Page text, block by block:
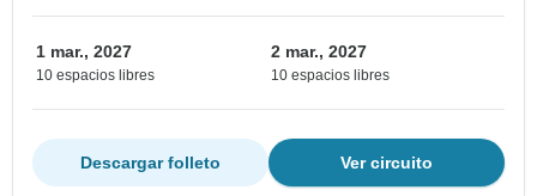
1 mar., 2027
10 espacios libres
2 mar., 2027
10 espacios libres
Ver circuito
Descargar folleto